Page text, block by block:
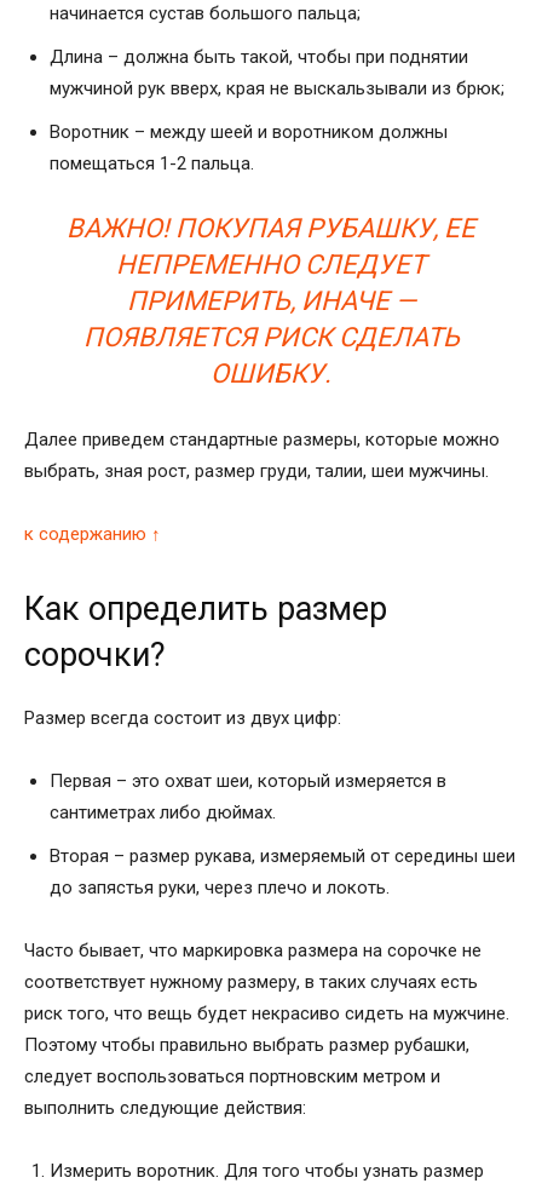
начинается сустав большого пальца;
Длина – должна быть такой, чтобы при поднятии
мужчиной рук вверх, края не выскальзывали из брюк;
Воротник – между шеей и воротником должны
помещаться 1-2 пальца.
ВАЖНО! ПОКУПАЯ РУБАШКУ, ЕЕ
НЕПРЕМЕННО СЛЕДУЕТ
ПРИМЕРИТЬ, ИНАЧЕ —
ПОЯВЛЯЕТСЯ РИСК СДЕЛАТЬ
ОШИБКУ.
Далее приведем стандартные размеры, которые можно
выбрать, зная рост, размер груди, талии, шеи мужчины.
к содержанию ↑
Как определить размер
сорочки?
Размер всегда состоит из двух цифр:
Первая – это охват шеи, который измеряется в
сантиметрах либо дюймах.
Вторая – размер рукава, измеряемый от середины шеи
до запястья руки, через плечо и локоть.
Часто бывает, что маркировка размера на сорочке не
соответствует нужному размеру, в таких случаях есть
риск того, что вещь будет некрасиво сидеть на мужчине.
Поэтому чтобы правильно выбрать размер рубашки,
следует воспользоваться портновским метром и
выполнить следующие действия:
Измерить воротник. Для того чтобы узнать размер